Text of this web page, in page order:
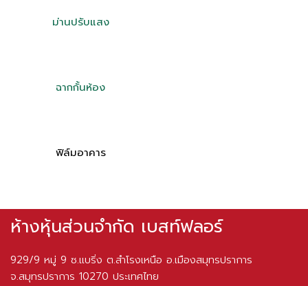
ม่านปรับแสง
ฉากกั้นห้อง
ฟิล์มอาคาร
ห้างหุ้นส่วนจำกัด เบสท์ฟลอร์
929/9 หมู่ 9 ซ.แบริ่ง ต.สำโรงเหนือ อ.เมืองสมุทรปราการ
จ.สมุทรปราการ 10270 ประเทศไทย